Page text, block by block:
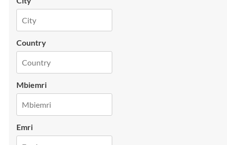
Country
Mbiemri
Emri